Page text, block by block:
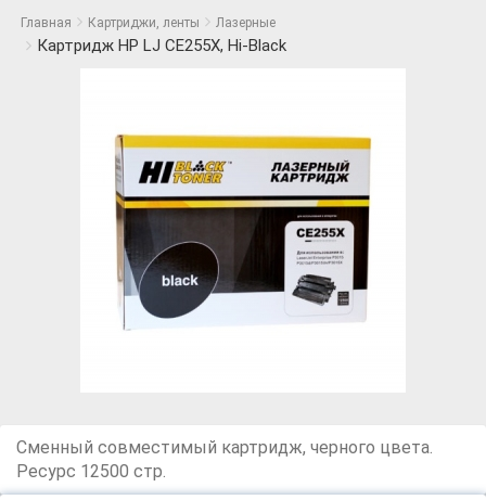
Главная Картриджи, ленты Лазерные
Картридж HP LJ CE255X, Hi-Black
Сменный совместимый картридж, черного цвета.
Ресурс 12500 стр.